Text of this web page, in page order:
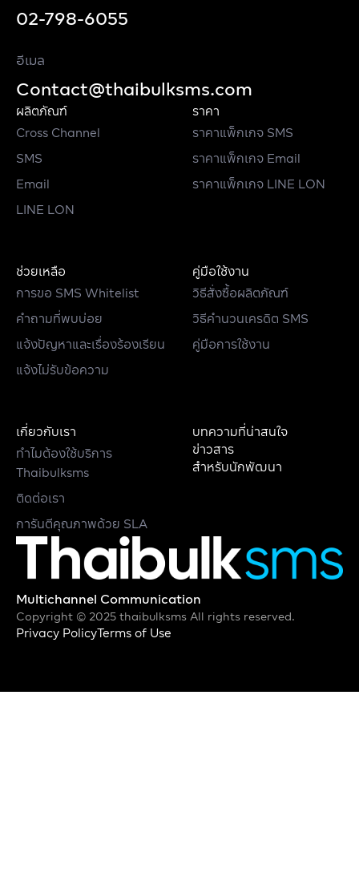
02-798-6055
อีเมล
Contact@thaibulksms.com
ผลิตภัณฑ์
Cross Channel
SMS
Email
LINE LON
ราคา
ราคาแพ็กเกจ SMS
ราคาแพ็กเกจ Email
ราคาแพ็กเกจ LINE LON
ช่วยเหลือ
การขอ SMS Whitelist
คำถามที่พบบ่อย
แจ้งปัญหาและเรื่องร้องเรียน
แจ้งไม่รับข้อความ
คู่มือใช้งาน
วิธีสั่งซื้อผลิตภัณฑ์
วิธีคำนวนเครดิต SMS
คู่มือการใช้งาน
เกี่ยวกับเรา
ทำไมต้องใช้บริการ
Thaibulksms
ติดต่อเรา
การันตีคุณภาพด้วย SLA
บทความที่น่าสนใจ
ข่าวสาร
สำหรับนักพัฒนา
Multichannel Communication
Copyright © 2025 thaibulksms All rights reserved.
Privacy PolicyTerms of Use